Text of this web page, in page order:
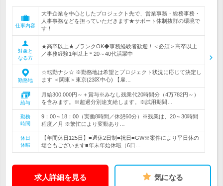
仕事内容
大手企業を中心としたプロジェクト先で、営業事務・総務事務・
人事事務などを担っていただきます★サポート体制抜群の環境で
す！
対象と
なる方
★高卒以上★ブランクOK◆事務経験者歓迎！＜必須＞高卒以上
／事務経験1年以上＊20～40代活躍中
勤務地
☆転勤ナシ☆ ※勤務地は希望とプロジェクト状況に応じて決定し
ます ＜関東＞東京(23区中心) 【雇…
給与
月給300,000円～＋賞与※みなし残業代20時間分（4万782円～）
を含みます。※超過分別途支給します。※試用期間…
勤務
時間
9：00～18：00（実働8時間／休憩60分）※残業は、20～30時間
程度／月 ※繁忙により変動あり…
休日
休暇
【年間休日125日】■週休2日制■祝日■GW※案件により平日休の
場合もございます■年末年始休暇（6日…
求人詳細を見る 気になる